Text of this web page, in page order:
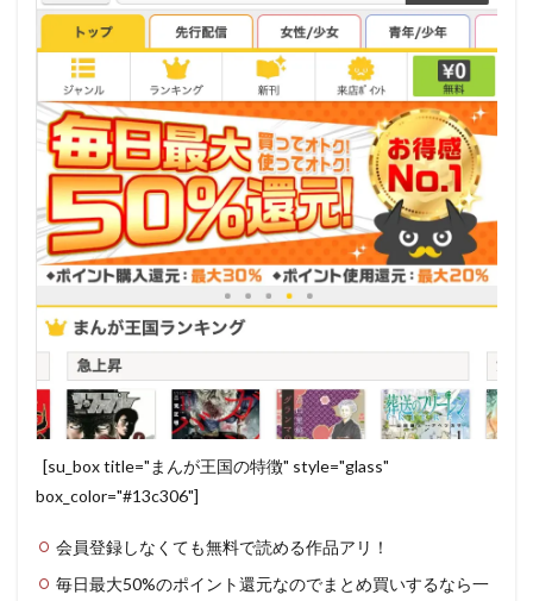
[su_box title="まんが王国の特徴" style="glass"
box_color="#13c306"]
会員登録しなくても無料で読める作品アリ！
毎日最大50%のポイント還元なのでまとめ買いするなら一